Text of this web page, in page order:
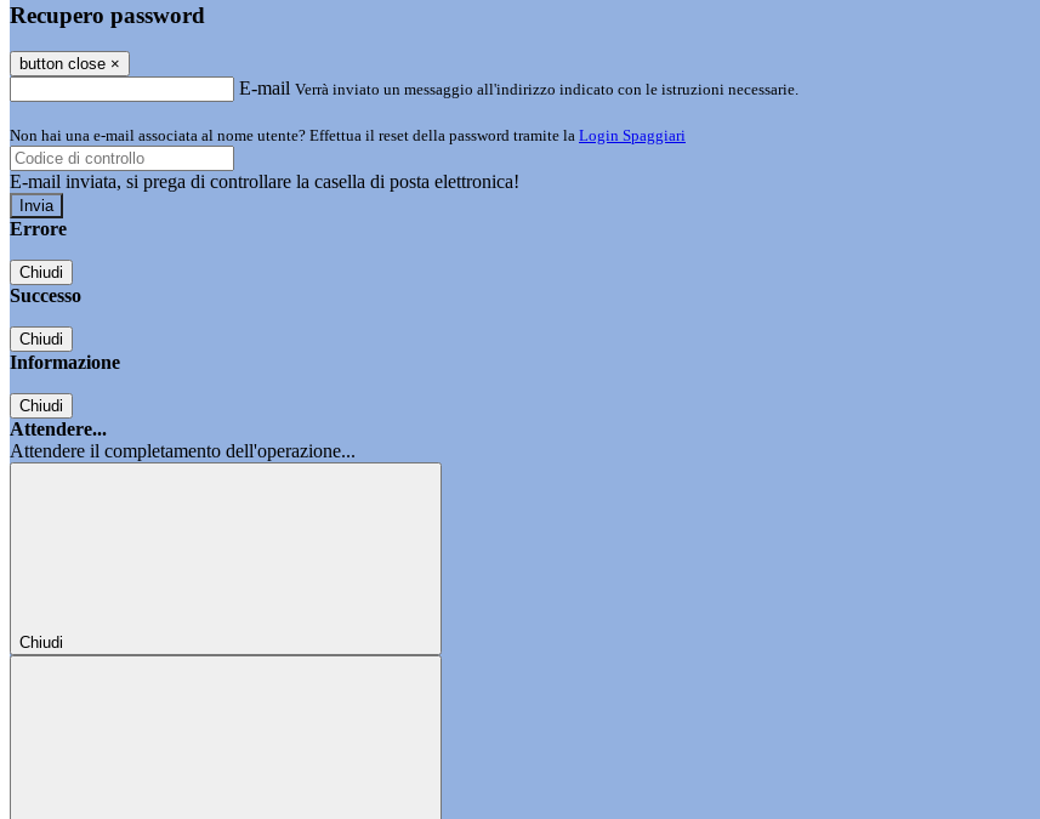
Recupero password
button close ×
E-mail Verrà inviato un messaggio all'indirizzo indicato con le istruzioni necessarie.
Non hai una e-mail associata al nome utente? Effettua il reset della password tramite la Login Spaggiari
E-mail inviata, si prega di controllare la casella di posta elettronica!
Errore
Chiudi
Successo
Chiudi
Informazione
Chiudi
Attendere...
Attendere il completamento dell'operazione...
Chiudi